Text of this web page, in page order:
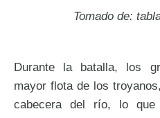
Tomado de:
Durante la batalla, los
mayor flota de los
cabecera del río, lo